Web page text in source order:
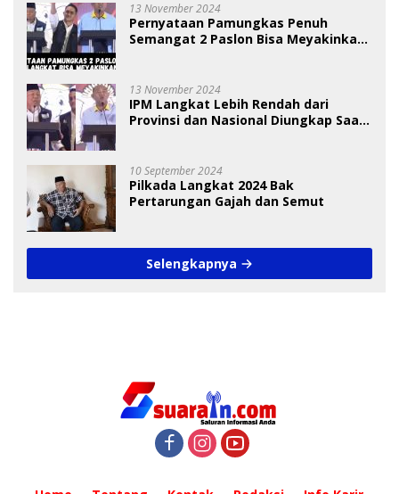
13 November 2024
Pernyataan Pamungkas Penuh
Semangat 2 Paslon Bisa Meyakinkan
13 November 2024
IPM Langkat Lebih Rendah dari
Provinsi dan Nasional Diungkap Saat
10 September 2024
Pilkada Langkat 2024 Bak
Pertarungan Gajah dan Semut
Selengkapnya